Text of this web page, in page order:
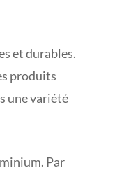
et durables.
produits
une variété
Par